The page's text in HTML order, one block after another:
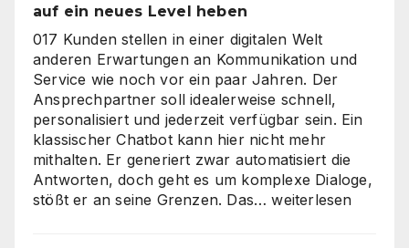
auf ein neues Level heben
017 Kunden stellen in einer digitalen Welt
anderen Erwartungen an Kommunikation und
Service wie noch vor ein paar Jahren. Der
Ansprechpartner soll idealerweise schnell,
personalisiert und jederzeit verfügbar sein. Ein
klassischer Chatbot kann hier nicht mehr
mithalten. Er generiert zwar automatisiert die
Antworten, doch geht es um komplexe Dialoge,
stößt er an seine Grenzen. Das…Interaktive
weiterlesen